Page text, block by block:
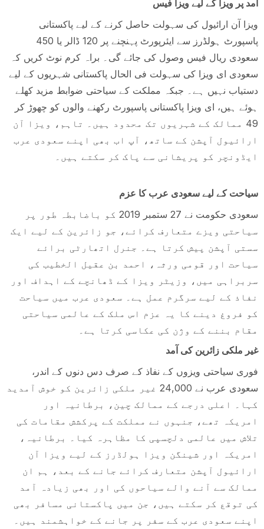
آمد پر ویزا کے لیے ویزا فیس
ویزا آن ارائیول کی سہولت حاصل کرنے کے لیے پاکستانی
پاسپورٹ ہولڈرز سے ایئرپورٹ پہنچنے پر 120 ڈالر یا 450
سعودی ریال فیس وصول کی جائے گی۔ براہ کرم نوٹ کریں کہ
سعودی ای ویزا کی سہولت فی الحال پاکستانی شہریوں کے لیے
دستیاب نہیں ہے۔ جبکہ مملکت کے سیاحتی ضوابط مزید کھلے
ہوئے ہیں، ای ویزا پاکستانی پاسپورٹ رکھنے والوں کو چھوڑ کر
49 ممالک کے شہریوں تک محدود ہیں۔ تاہم، ویزا آن
ارائیول آپشن کے ساتھ، آپ اب بھی اپنے سعودی عرب
ایڈونچر کو پریشانی سے پاک کر سکتے ہیں۔
سیاحت کے لیے سعودی عرب کا عزم
سعودی حکومت نے 27 ستمبر 2019 کو باضابطہ طور پر
سیاحتی ویزے متعارف کرائے، جو زائرین کے لیے ایک
سستی آپشن پیش کرتا ہے۔ جنرل اتھارٹی برائے
سیاحت اور قومی ورثہ، احمد بن عقیل الخطیب کی
سربراہی میں، وزیٹر ویزا کے ڈھانچے کے اہداف اور
نفاذ کے لیے سرگرم عمل ہے۔ سعودی عرب میں سیاحت
کو فروغ دینے کا یہ عزم اس ملک کے عالمی سیاحتی
مقام بننے کے وژن کی عکاسی کرتا ہے۔
غیر ملکی زائرین کی آمد
فوری سیاحتی ویزوں کے نفاذ کے صرف دس دنوں کے اندر،
سعودی عرب نے 24,000 غیر ملکی زائرین کو خوش آمدید
کہا۔ اعلی درجے کے ممالک چین، برطانیہ اور
امریکہ تھے، جنہوں نے مملکت کے پرکشش مقامات کی
تلاش میں عالمی دلچسپی کا مظاہرہ کیا۔ برطانیہ،
امریکہ اور شینگن ویزا ہولڈرز کے لیے ویزا آن
ارائیول آپشن متعارف کرائے جانے کے بعد، ہم ان
ممالک سے آنے والے سیاحوں کی اور بھی زیادہ آمد
کی توقع کر سکتے ہیں، جن میں پاکستانی مسافر بھی
اپنے سعودی عرب کے سفر پر جانے کے خواہشمند ہیں۔